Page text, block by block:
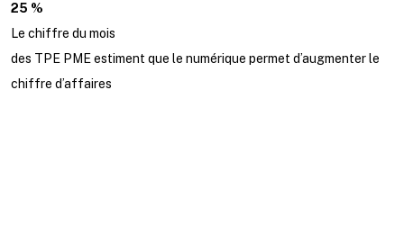
25 %
Le chiffre du mois
des TPE PME estiment que le numérique permet d’augmenter le
chiffre d’affaires